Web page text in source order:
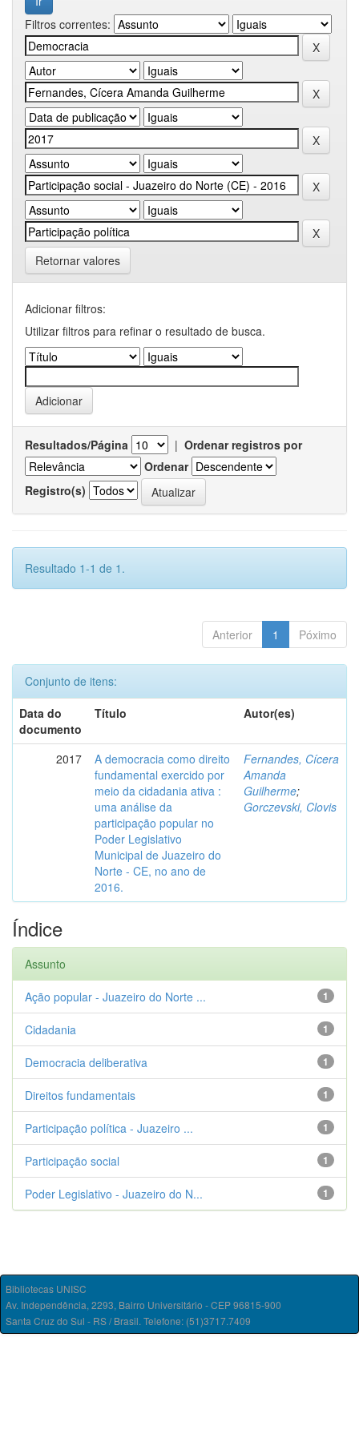
Filtros correntes:
Retornar valores
Adicionar filtros:
Utilizar filtros para refinar o resultado de busca.
Resultados/Página | Ordenar registros por
Ordenar
Registro(s)
Resultado 1-1 de 1.
Anterior 1 Póximo
Conjunto de itens:
Data do
documento
Título Autor(es)
2017
A democracia como direito
fundamental exercido por
meio da cidadania ativa :
uma análise da
participação popular no
Poder Legislativo
Municipal de Juazeiro do
Norte - CE, no ano de
2016.
Fernandes, Cícera
Amanda
Guilherme;
Gorczevski, Clovis
Índice
Assunto
1
Ação popular - Juazeiro do Norte ...
1
Cidadania
1
Democracia deliberativa
1
Direitos fundamentais
1
Participação política - Juazeiro ...
1
Participação social
1
Poder Legislativo - Juazeiro do N...
Bibliotecas UNISC
Av. Independência, 2293, Bairro Universitário - CEP 96815-900
Santa Cruz do Sul - RS / Brasil. Telefone: (51)3717.7409